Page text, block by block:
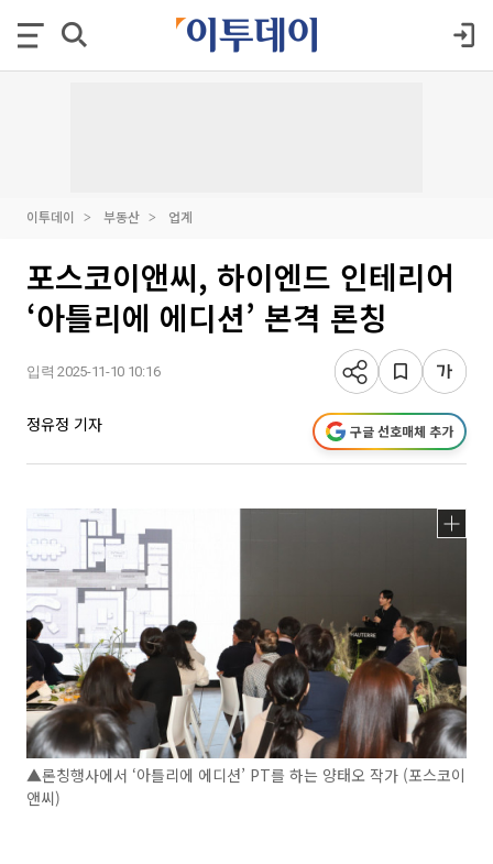
이투데이 부동산 업계
포스코이앤씨, 하이엔드 인테리어
‘아틀리에 에디션’ 본격 론칭
입력 2025-11-10 10:16
정유정 기자 구글 선호매체 추가
▲론칭행사에서 ‘아틀리에 에디션’ PT를 하는 양태오 작가 (포스코이
앤씨)